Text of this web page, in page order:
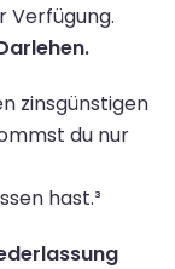
Verfügung.
zinsgünstigen
du nur
hast.³